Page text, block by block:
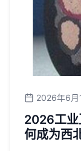
2026年6月
2026工业
何成为西